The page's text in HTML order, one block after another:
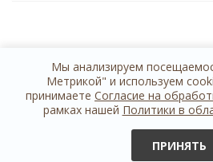
+7 812 614 44 24
Мы анализируем
Метрикой" и используем
принимаете Согласие на
рамках нашей Политики в
ПРИНЯТЬ